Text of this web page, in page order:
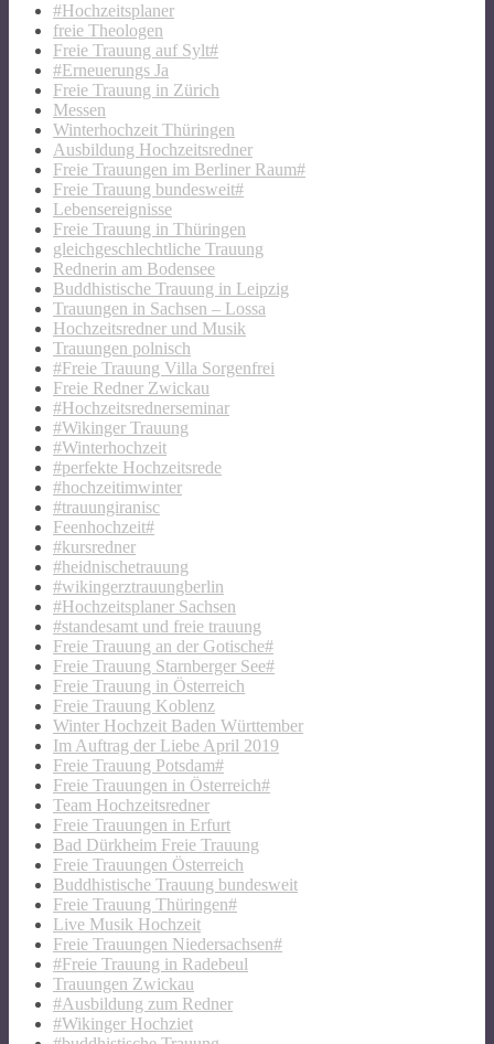
#Hochzeitsplaner
freie Theologen
Freie Trauung auf Sylt#
#Erneuerungs Ja
Freie Trauung in Zürich
Messen
Winterhochzeit Thüringen
Ausbildung Hochzeitsredner
Freie Trauungen im Berliner Raum#
Freie Trauung bundesweit#
Lebensereignisse
Freie Trauung in Thüringen
gleichgeschlechtliche Trauung
Rednerin am Bodensee
Buddhistische Trauung in Leipzig
Trauungen in Sachsen – Lossa
Hochzeitsredner und Musik
Trauungen polnisch
#Freie Trauung Villa Sorgenfrei
Freie Redner Zwickau
#Hochzeitsrednerseminar
#Wikinger Trauung
#Winterhochzeit
#perfekte Hochzeitsrede
#hochzeitimwinter
#trauungiranisc
Feenhochzeit#
#kursredner
#heidnischetrauung
#wikingerztrauungberlin
#Hochzeitsplaner Sachsen
#standesamt und freie trauung
Freie Trauung an der Gotische#
Freie Trauung Starnberger See#
Freie Trauung in Österreich
Freie Trauung Koblenz
Winter Hochzeit Baden Württember
Im Auftrag der Liebe April 2019
Freie Trauung Potsdam#
Freie Trauungen in Österreich#
Team Hochzeitsredner
Freie Trauungen in Erfurt
Bad Dürkheim Freie Trauung
Freie Trauungen Österreich
Buddhistische Trauung bundesweit
Freie Trauung Thüringen#
Live Musik Hochzeit
Freie Trauungen Niedersachsen#
#Freie Trauung in Radebeul
Trauungen Zwickau
#Ausbildung zum Redner
#Wikinger Hochziet